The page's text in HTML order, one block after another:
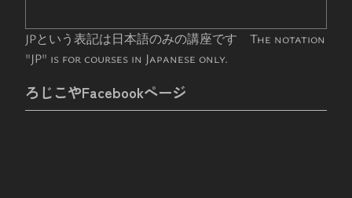
JPという表記は日本語のみの講座です The notation
"JP" is for courses in Japanese only.
ろじこやFacebookページ